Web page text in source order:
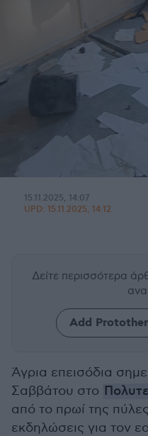
15.11.2025, 14:07
UPD: 15.11.2025, 14:12
Δείτε περισσότερα
Add
Άγρια επεισόδια
Σαββάτου στο
από το πρωί της
εκδηλώσεις για τον